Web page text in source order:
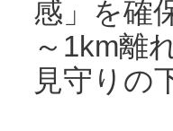
感」を確
～1km離
見守りの